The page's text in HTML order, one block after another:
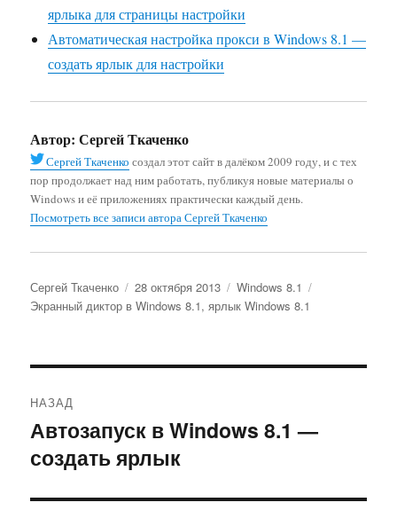
ярлыка для страницы настройки
Автоматическая настройка прокси в Windows 8.1 —
создать ярлык для настройки
Автор: Сергей Ткаченко
Сергей Ткаченко создал этот сайт в далёком 2009 году, и с тех
пор продолжает над ним работать, публикуя новые материалы о
Windows и её приложениях практически каждый день.
Посмотреть все записи автора Сергей Ткаченко
Автор
Сергей Ткаченко Опубликовано
28 октября 2013 Рубрики
Windows 8.1
Экранный диктор в Windows 8.1,ярлык Windows 8.1
по
записям
НАЗАД
Предыдущая
запись:
Автозапуск в Windows 8.1 —
создать ярлык